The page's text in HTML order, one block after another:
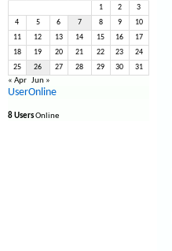
1
2 3
4 5 6 7 8 9 10
11 12 13 14 15 16 17
18 19 20 21 22 23 24
25 26 27 28 29 30 31
« Apr Jun »
UserOnline
8 UsersOnline